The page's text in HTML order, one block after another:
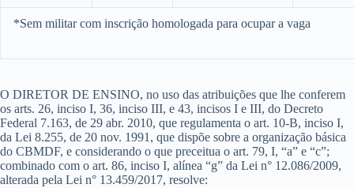
*Sem militar com inscrição homologada para ocupar a vaga
O DIRETOR DE ENSINO, no uso das atribuições que lhe conferem
os arts. 26, inciso I, 36, inciso III, e 43, incisos I e III, do Decreto
Federal 7.163, de 29 abr. 2010, que regulamenta o art. 10-B, inciso I,
da Lei 8.255, de 20 nov. 1991, que dispõe sobre a organização básica
do CBMDF, e considerando o que preceitua o art. 79, I, “a” e “c”;
combinado com o art. 86, inciso I, alínea “g” da Lei n° 12.086/2009,
alterada pela Lei n° 13.459/2017, resolve: